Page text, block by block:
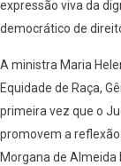
expressão viva da
democrático de
A ministra Maria
Equidade de Raça,
primeira vez que o
promovem a
Morgana de Almeida